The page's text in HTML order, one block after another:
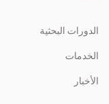
الدورات البحثية
الخدمات
الأخبار